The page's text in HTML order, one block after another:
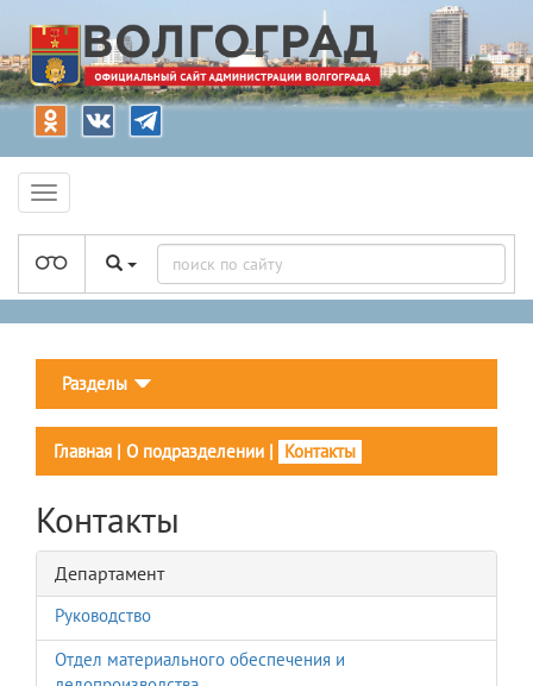
Разделы
Главная | О подразделении | Контакты
Контакты
Департамент
Руководство
Отдел материального обеспечения и